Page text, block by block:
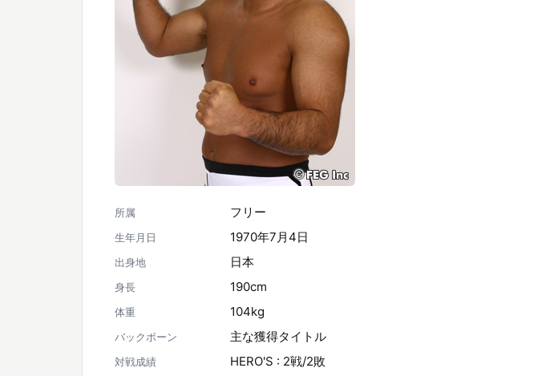
所属 フリー
生年月日 1970年7月4日
出身地 日本
身長 190cm
体重 104kg
バックボーン 主な獲得タイトル
対戦成績 HERO'S : 2戦/2敗